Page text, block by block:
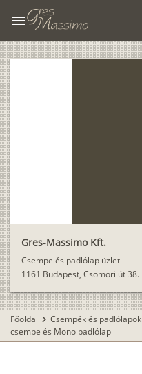
menu
Gres-Massimo Kft.
Csempe és padlólap üzlet
1161 Budapest, Csömöri út 38.
Főoldal chevron_right Csempék és padlólapok
csempe és Mono padlólap